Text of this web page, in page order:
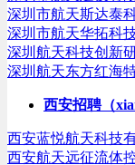
深圳市航天斯达泰
深圳市航天华拓科
深圳航天科技创新
深圳航天东方红海
西安招聘（
西安蓝悦航天科技
西安航天远征流体